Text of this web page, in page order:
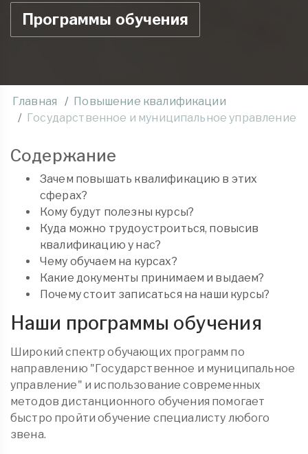
Программы обучения
Главная
Повышение квалификации
Государственное и муниципальное управление
Содержание
Зачем повышать квалификацию в этих
сферах?
Кому будут полезны курсы?
Куда можно трудоустроиться, повысив
квалификацию у нас?
Чему обучаем на курсах?
Какие документы принимаем и выдаем?
Почему стоит записаться на наши курсы?
Наши программы обучения
Широкий спектр обучающих программ по
направлению "Государственное и муниципальное
управление" и использование современных
методов дистанционного обучения помогает
быстро пройти обучение специалисту любого
звена.